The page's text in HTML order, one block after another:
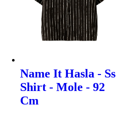
Name It Hasla - Ss
Shirt - Mole - 92
Cm